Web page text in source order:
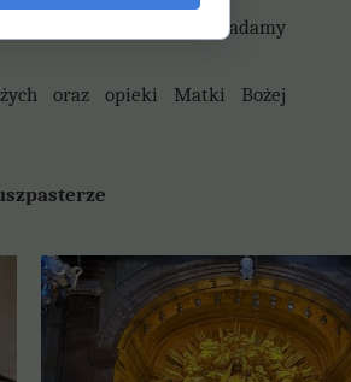
za Waszą życzliwość składamy
oraz opieki Matki Bożej